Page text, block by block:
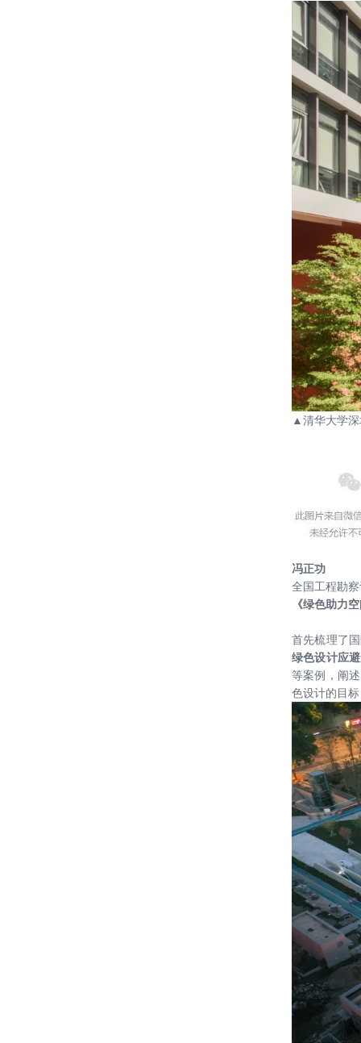
▲清华大学
冯正功
全国工程勘
《绿色助力
首先梳理了
绿色设计应
等案例，阐
色设计的目